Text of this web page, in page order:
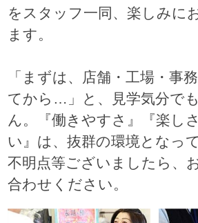
をスタッフ一同、楽しみに
ます。
「まずは、店舗・工場・事
てから…」と、見学気分で
ん。『働きやすさ』『楽し
い』は、抜群の環境となっ
不明点等ございましたら、
合わせください。